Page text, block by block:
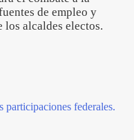
de empleo y
los alcaldes electos.
federales.